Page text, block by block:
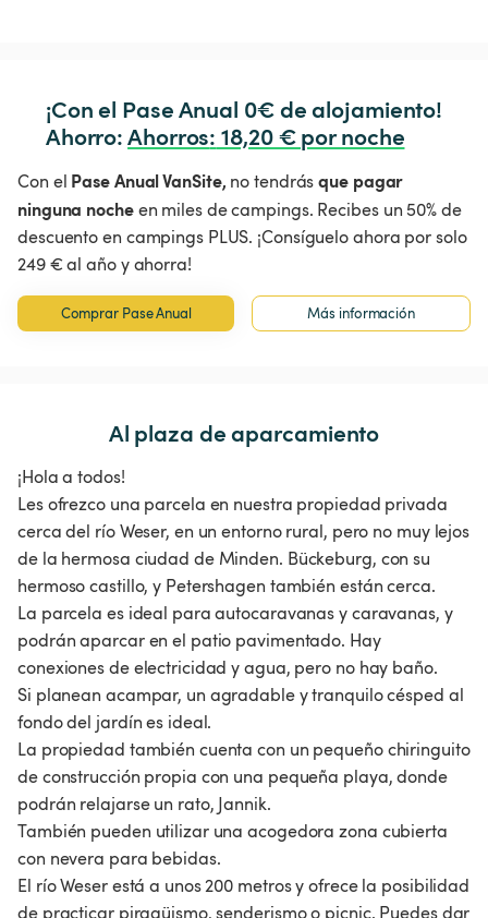
¡Con el Pase Anual 0€ de alojamiento!
Ahorro: Ahorros: 18,20 € por noche
Con el Pase Anual VanSite, no tendrásque pagar
ninguna nocheen miles de campings. Recibes un 50% de
descuento en campings PLUS. ¡Consíguelo ahora por solo
249 € al año y ahorra!
Comprar Pase Anual Más información
Al plaza de aparcamiento
¡Hola a todos!
Les ofrezco una parcela en nuestra propiedad privada
cerca del río Weser, en un entorno rural, pero no muy lejos
de la hermosa ciudad de Minden. Bückeburg, con su
hermoso castillo, y Petershagen también están cerca.
La parcela es ideal para autocaravanas y caravanas, y
podrán aparcar en el patio pavimentado. Hay
conexiones de electricidad y agua, pero no hay baño.
Si planean acampar, un agradable y tranquilo césped al
fondo del jardín es ideal.
La propiedad también cuenta con un pequeño chiringuito
de construcción propia con una pequeña playa, donde
podrán relajarse un rato, Jannik.
También pueden utilizar una acogedora zona cubierta
con nevera para bebidas.
El río Weser está a unos 200 metros y ofrece la posibilidad
de practicar piragüismo, senderismo o picnic. Puedes dar